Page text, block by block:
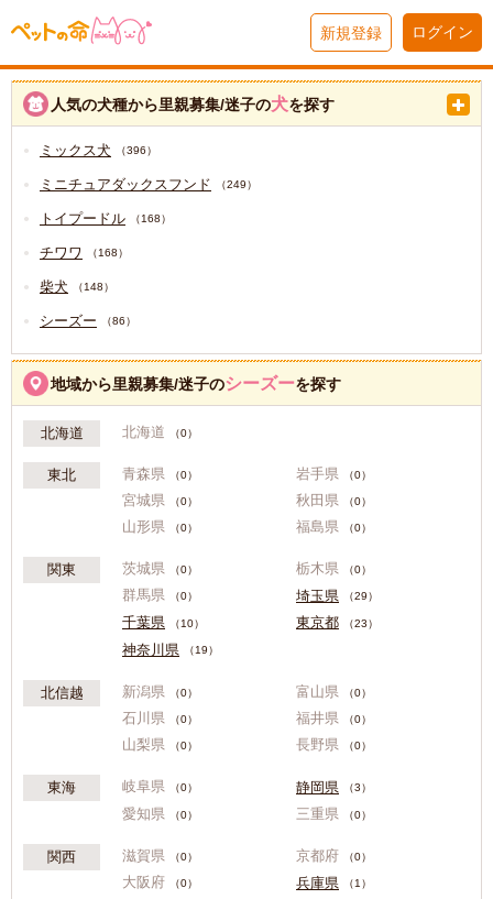
新規登録 ログイン
人気の犬種から里親募集/迷子の犬を探す
ミックス犬 （396）
ミニチュアダックスフンド （249）
トイプードル （168）
チワワ （168）
柴犬 （148）
シーズー （86）
地域から里親募集/迷子のシーズーを探す
北海道 北海道 （0）
東北 青森県 （0） 岩手県 （0）
宮城県 （0） 秋田県 （0）
山形県 （0） 福島県 （0）
関東 茨城県 （0） 栃木県 （0）
群馬県 （0） 埼玉県 （29）
千葉県 （10） 東京都 （23）
神奈川県 （19）
北信越 新潟県 （0） 富山県 （0）
石川県 （0） 福井県 （0）
山梨県 （0） 長野県 （0）
東海 岐阜県 （0） 静岡県 （3）
愛知県 （0） 三重県 （0）
関西 滋賀県 （0） 京都府 （0）
大阪府 （0） 兵庫県 （1）